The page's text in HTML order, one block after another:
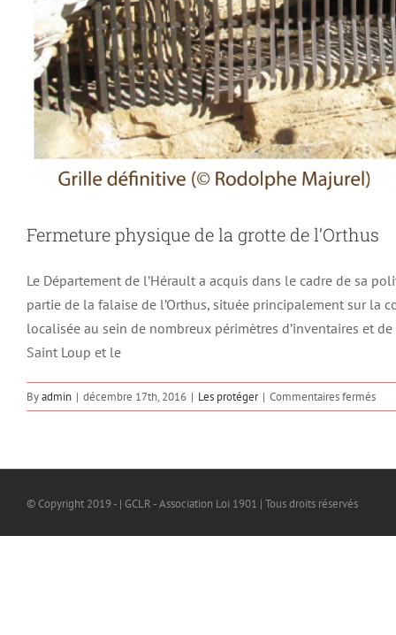
Fermeture physique de la grotte de l’Orthus
Le Département de l’Hérault a acquis dans le cadre de sa
partie de la falaise de l’Orthus, située principalement sur la
localisée au sein de nombreux périmètres d’inventaires et
Saint Loup et le
Byadmin | décembre 17th, 2016 | Les protéger | Commentaires ferméssur
la
© Copyright 2019 - | GCLR - Association Loi 1901 | Tous droits réservés